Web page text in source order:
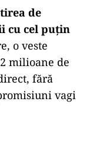
de
cu cel puțin
o veste
milioane de
fără
vagi